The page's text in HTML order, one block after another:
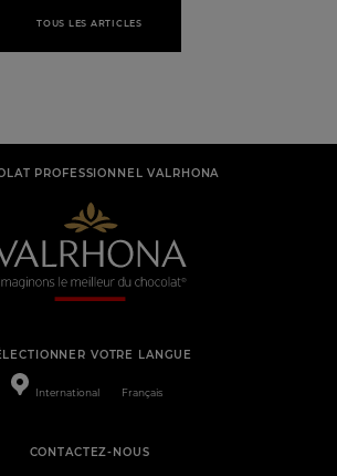
TOUS LES ARTICLES
PROFESSIONNEL VALRHONA
VOTRE LANGUE
International Français
CONTACTEZ-NOUS